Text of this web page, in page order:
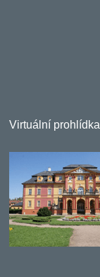
Virtuální prohlídka